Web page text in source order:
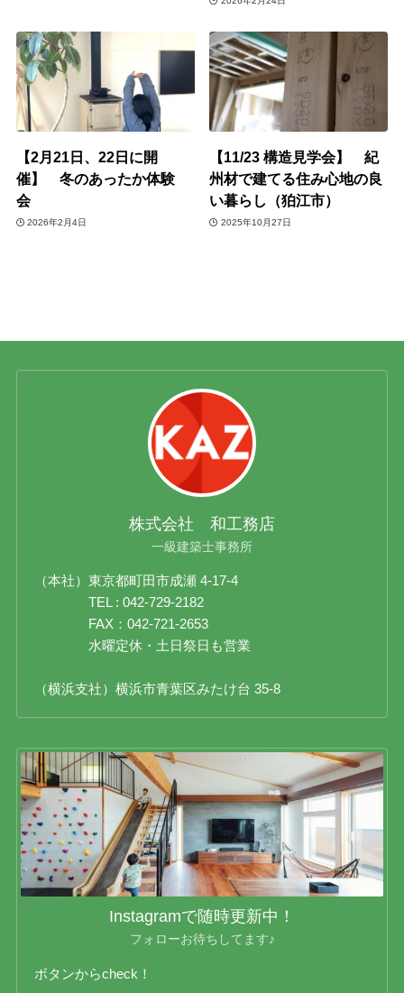
【2月21日、22日に開
催】 冬のあったか体験
会
2026年2月4日
【11/23 構造見学会】 紀
州材で建てる住み心地の良
い暮らし（狛江市）
2025年10月27日
株式会社 和工務店
一級建築士事務所
（本社）東京都町田市成瀬 4-17-4
TEL : 042-729-2182
FAX：042-721-2653
水曜定休・土日祭日も営業
（横浜支社）横浜市青葉区みたけ台 35-8
Instagramで随時更新中！
フォローお待ちしてます♪
ボタンからcheck！